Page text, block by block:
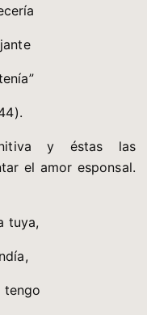
y éstas las
el amor esponsal.
tuya,
tengo